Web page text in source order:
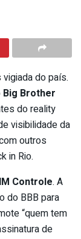
do país.
Big Brother
do reality
visibilidade da
outros
in Rio.
Controle. A
do BBB para
“quem tem
de